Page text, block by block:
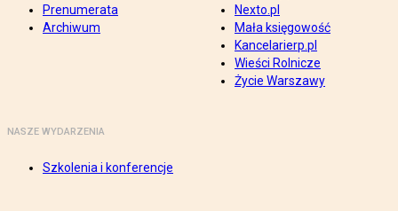
Prenumerata
Archiwum
Nexto.pl
Mała księgowość
Kancelarierp.pl
Wieści Rolnicze
Życie Warszawy
NASZE WYDARZENIA
Szkolenia i konferencje